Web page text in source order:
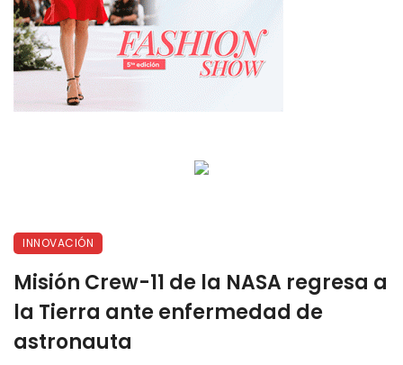
INNOVACIÓN
Misión Crew-11 de la NASA regresa a
la Tierra ante enfermedad de
astronauta